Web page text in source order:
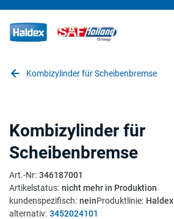
Kombizylinder für Scheibenbremse
Kombizylinder für
Scheibenbremse
Art.-Nr: 346187001
Artikelstatus: nicht mehr in Produktion
kundenspezifisch: neinProduktlinie: Haldex
alternativ: 3452024101